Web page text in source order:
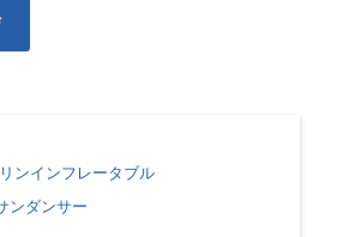
ンインフレータブル
ンダンサー